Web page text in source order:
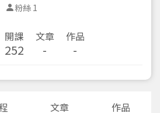
粉絲 1
開課
252
文章
-
作品
-
文章 作品